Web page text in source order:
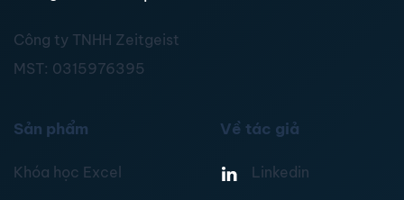
Công ty TNHH Zeitgeist
MST: 0315976395
Sản phẩm
Khóa học Excel
Về tác giả
Linkedin